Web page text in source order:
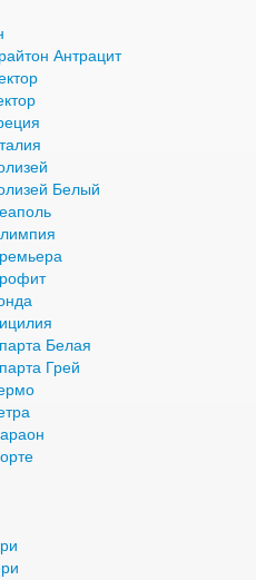
Антрацит
Белый
Белая
Грей